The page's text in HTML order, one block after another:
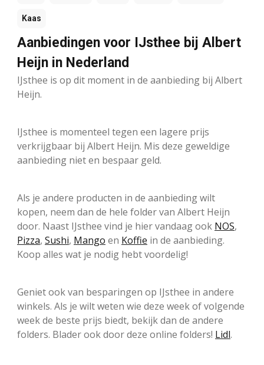
Kaas
Aanbiedingen voor IJsthee bij Albert
Heijn in Nederland
IJsthee is op dit moment in de aanbieding bij Albert
Heijn.
IJsthee is momenteel tegen een lagere prijs
verkrijgbaar bij Albert Heijn. Mis deze geweldige
aanbieding niet en bespaar geld.
Als je andere producten in de aanbieding wilt
kopen, neem dan de hele folder van Albert Heijn
door. Naast IJsthee vind je hier vandaag ook NOS,
Pizza, Sushi, Mango en Koffie in de aanbieding.
Koop alles wat je nodig hebt voordelig!
Geniet ook van besparingen op IJsthee in andere
winkels. Als je wilt weten wie deze week of volgende
week de beste prijs biedt, bekijk dan de andere
folders. Blader ook door deze online folders! Lidl.